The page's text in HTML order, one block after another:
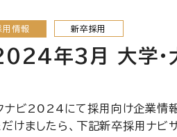
用情報 新卒採用
年3月 大学・
ナビ2024にて採用向け企業情報
けましたら 、下記新卒採用ナビ